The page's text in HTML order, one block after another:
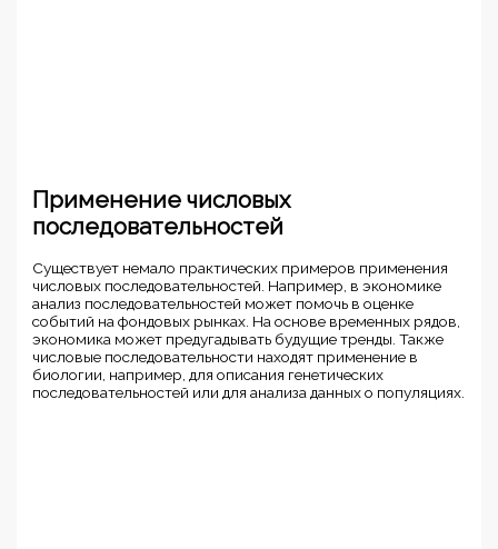
Применение числовых
последовательностей
Существует немало практических примеров применения
числовых последовательностей. Например, в экономике
анализ последовательностей может помочь в оценке
событий на фондовых рынках. На основе временных рядов,
экономика может предугадывать будущие тренды. Также
числовые последовательности находят применение в
биологии, например, для описания генетических
последовательностей или для анализа данных о популяциях.